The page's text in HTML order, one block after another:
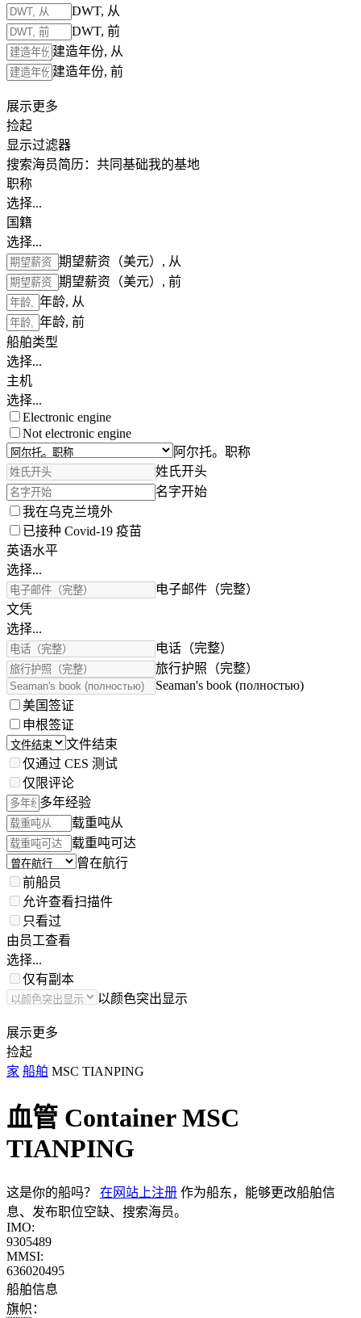
DWT, 从
DWT, 前
建造年份, 从
建造年份, 前
展示更多
捡起
显示过滤器
搜索海员简历： 共同基础我的基地
职称
选择...
国籍
选择...
期望薪资（美元）, 从
期望薪资（美元）, 前
年龄, 从
年龄, 前
船舶类型
选择...
主机
选择...
Electronic engine
Not electronic engine
阿尔托。职称
姓氏开头
名字开始
我在乌克兰境外
已接种 Covid-19 疫苗
英语水平
选择...
电子邮件（完整）
文凭
选择...
电话（完整）
旅行护照（完整）
Seaman's book (полностью)
美国签证
申根签证
文件结束
仅通过 CES 测试
仅限评论
多年经验
载重吨从
载重吨可达
曾在航行
前船员
允许查看扫描件
只看过
由员工查看
选择...
仅有副本
以颜色突出显示
展示更多
捡起
家 船舶 MSC TIANPING
血管 ContainerMSC
TIANPING
这是你的船吗？ 在网站上注册 作为船东，能够更改船舶信
息、发布职位空缺、搜索海员。
IMO:
9305489
MMSI:
636020495
船舶信息
旗帜：